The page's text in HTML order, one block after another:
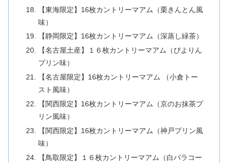
【東海限定】16枚カントリーマアム（栗きんとん風
味）
【静岡限定】16枚カントリーマアム（深蒸し緑茶）
【名古屋土産】１６枚カントリーマアム（ぴよりん
プリン味）
【名古屋限定】16枚カントリーマアム （小倉トー
スト風味）
【関西限定】16枚カントリーマアム（京のお抹茶プ
リン風味）
【関西限定】16枚カントリーマアム（神戸プリン風
味）
【鳥取限定】１６枚カントリーマアム（白バラコー